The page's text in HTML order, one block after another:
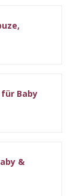
für Baby
&